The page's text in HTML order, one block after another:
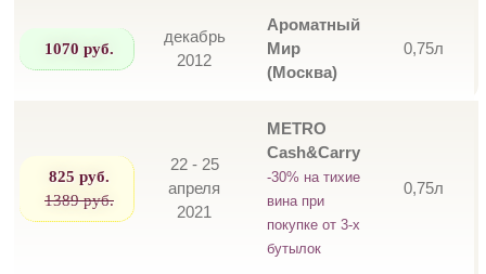
1070 руб.
декабрь
2012
Ароматный
Мир
(Москва)
0,75л
825 руб.
1389 руб.
22 - 25
апреля
2021
METRO
Cash&Carry
-30% на тихие
вина при
покупке от 3-х
бутылок
0,75л